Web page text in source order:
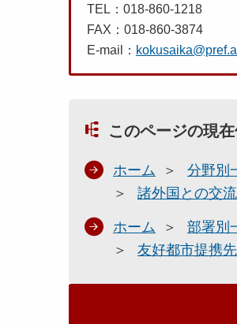
TEL：018-860-1218
FAX：018-860-3874
E-mail：
このページの現
ホーム 分野別
諸外国との交流
ホーム 部署別
友好都市提携